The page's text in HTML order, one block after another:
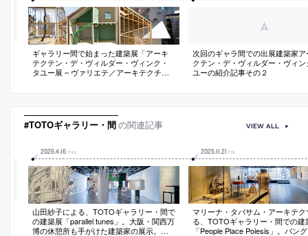
ギャラリー間で始まった建築展「アーキ
テクテン・デ・ヴィルダー・ヴィンク・
タユー展 – ヴァリエテ／アーキテクチャ
次回のギャラ間での出展建築家ア
クテン・デ・ヴィルダー・ヴィン
ユーの紹介記事その２
#TOTOギャラリー・間の関連記事
2026.4.16 THU
山田紗子による、TOTOギャラリー・間で
の建築展「parallel tunes」。大阪・関西万
博の休憩所も手がけた建築家の展示。複
2025.11.21 FRI
マリーナ・タバサム・アーキテク
る、TOTOギャラリー・間での建
「People Place Poiesis」。バン
VIEW ALL